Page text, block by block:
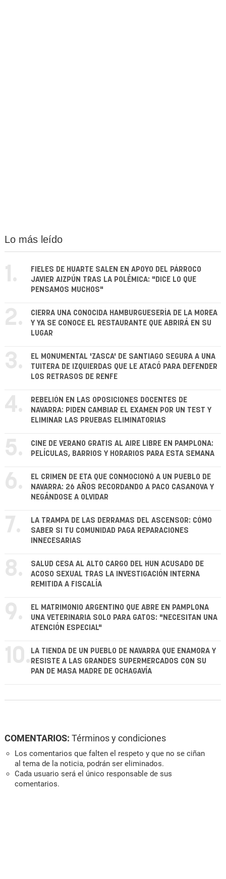
Lo más leído
1.
FIELES DE HUARTE SALEN EN APOYO DEL PÁRROCO
JAVIER AIZPÚN TRAS LA POLÉMICA: "DICE LO QUE
PENSAMOS MUCHOS"
2.
CIERRA UNA CONOCIDA HAMBURGUESERÍA DE LA MOREA
Y YA SE CONOCE EL RESTAURANTE QUE ABRIRÁ EN SU
LUGAR
3.
EL MONUMENTAL 'ZASCA' DE SANTIAGO SEGURA A UNA
TUITERA DE IZQUIERDAS QUE LE ATACÓ PARA DEFENDER
LOS RETRASOS DE RENFE
4.
REBELIÓN EN LAS OPOSICIONES DOCENTES DE
NAVARRA: PIDEN CAMBIAR EL EXAMEN POR UN TEST Y
ELIMINAR LAS PRUEBAS ELIMINATORIAS
5.
CINE DE VERANO GRATIS AL AIRE LIBRE EN PAMPLONA:
PELÍCULAS, BARRIOS Y HORARIOS PARA ESTA SEMANA
6.
EL CRIMEN DE ETA QUE CONMOCIONÓ A UN PUEBLO DE
NAVARRA: 26 AÑOS RECORDANDO A PACO CASANOVA Y
NEGÁNDOSE A OLVIDAR
7.
LA TRAMPA DE LAS DERRAMAS DEL ASCENSOR: CÓMO
SABER SI TU COMUNIDAD PAGA REPARACIONES
INNECESARIAS
8.
SALUD CESA AL ALTO CARGO DEL HUN ACUSADO DE
ACOSO SEXUAL TRAS LA INVESTIGACIÓN INTERNA
REMITIDA A FISCALÍA
9.
EL MATRIMONIO ARGENTINO QUE ABRE EN PAMPLONA
UNA VETERINARIA SOLO PARA GATOS: "NECESITAN UNA
ATENCIÓN ESPECIAL"
10. LA TIENDA DE UN PUEBLO DE NAVARRA QUE ENAMORA Y
RESISTE A LAS GRANDES SUPERMERCADOS CON SU
PAN DE MASA MADRE DE OCHAGAVÍA
COMENTARIOS: Términos y condiciones
Los comentarios que falten el respeto y que no se ciñan
al tema de la noticia, podrán ser eliminados.
Cada usuario será el único responsable de sus
comentarios.